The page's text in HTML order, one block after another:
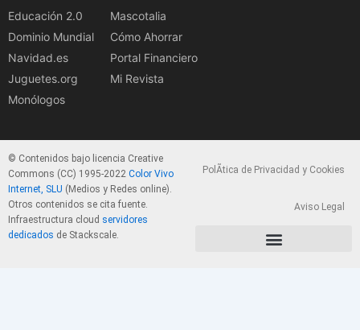
Educación 2.0
Dominio Mundial
Navidad.es
Juguetes.org
Monólogos
Mascotalia
Cómo Ahorrar
Portal Financiero
Mi Revista
© Contenidos bajo licencia Creative
Commons (CC) 1995-2022 Color Vivo
Internet, SLU (Medios y Redes online).
Otros contenidos se cita fuente.
Infraestructura cloud servidores
dedicados de Stackscale.
PolÃ­tica de Privacidad y Cookies
Aviso Legal